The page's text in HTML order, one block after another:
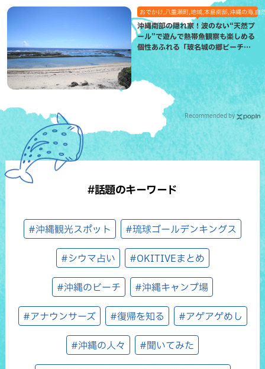
おでかけ,八重瀬町,地域,本島南部,沖縄の海,自
沖縄南部の隠れ家！波のない“天然プ
ール”で遊んで熱帯魚観察も楽しめる
個性あふれる「玻名城の郷ビーチ」
（八重瀬町）
Recommended by
#話題のキーワード
#沖縄観光スポット #琉球ゴールデンキングス
#シウマ占い #OKITIVEまとめ
#沖縄のビーチ #沖縄キャンプ場
#アナウンサーズ #復帰を知る #アゲアゲめし
#沖縄の人々 #聞いてみた